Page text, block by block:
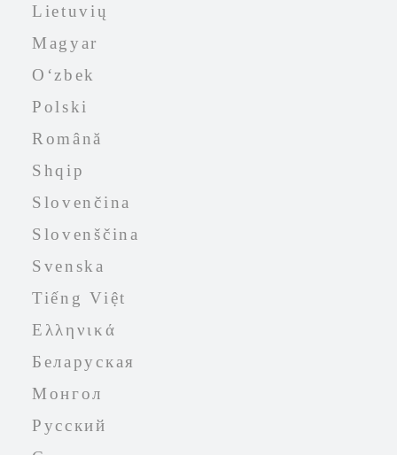
Lietuvių
Magyar
Oʻzbek
Polski
Română
Shqip
Slovenčina
Slovenščina
Svenska
Tiếng Việt
Ελληνικά
Беларуская
Монгол
Русский